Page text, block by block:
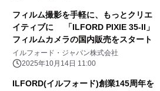
フィルム撮影を手軽に、もっとクリエ
イティブに 「ILFORD PIXIE 35-II」
フィルムカメラの国内販売をスタート
イルフォード・ジャパン株式会社
2025年10月14日 11:00
ILFORD(イルフォード)創業145周年を